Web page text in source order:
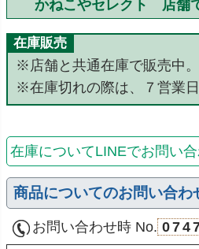
かねこやセレクト 店舗
在庫販売
※店舗と共通在庫で販売中。
※在庫切れの際は、７営業日
在庫についてLINEでお問い
商品についてのお問い合わ
お問い合わせ時 No.